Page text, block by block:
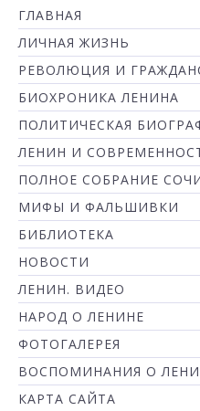
ГЛАВНАЯ
ЛИЧНАЯ ЖИЗНЬ
РЕВОЛЮЦИЯ И
БИОХРОНИКА ЛЕНИНА
ПОЛИТИЧЕСКАЯ
ЛЕНИН И
ПОЛНОЕ СОБРАНИЕ
МИФЫ И ФАЛЬШИВКИ
БИБЛИОТЕКА
НОВОСТИ
ЛЕНИН. ВИДЕО
НАРОД О ЛЕНИНЕ
ФОТОГАЛЕРЕЯ
ВОСПОМИНАНИЯ О
КАРТА САЙТА